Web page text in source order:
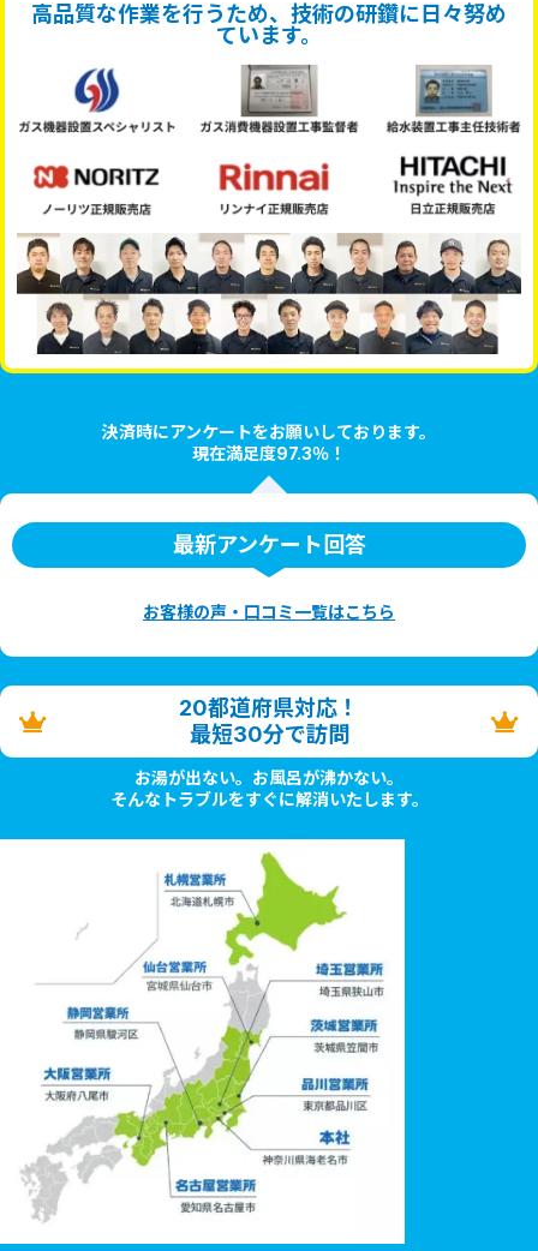
高品質な作業を行うため、技術の研鑽に日々努め
ています。
決済時にアンケートをお願いしております。
現在満足度97.3％！
最新アンケート回答
お客様の声・口コミ一覧はこちら
20都道府県対応！
最短30分で訪問
お湯が出ない。お風呂が沸かない。
そんなトラブルをすぐに解消いたします。